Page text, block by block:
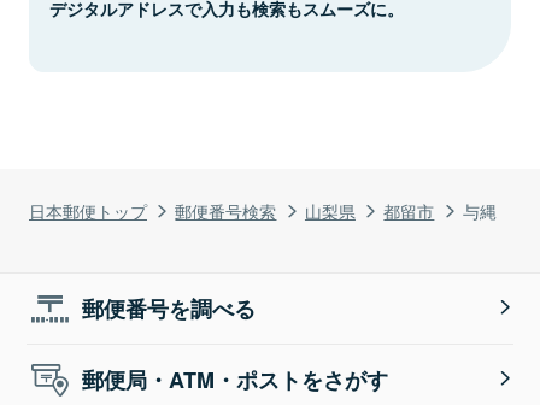
日本郵便トップ 郵便番号検索 山梨県 都留市 与縄
デジタルアドレスで入力も検索もスムーズに。
郵便番号を調べる
郵便局・ATM・ポストをさがす